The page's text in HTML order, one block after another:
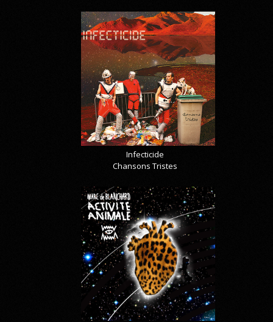
Infecticide
Chansons Tristes